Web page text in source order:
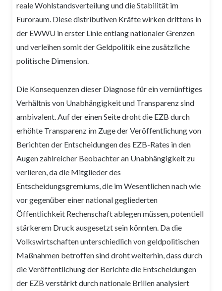
reale Wohlstandsverteilung und die Stabilität im
Euroraum. Diese distributiven Kräfte wirken drittens in
der EWWU in erster Linie entlang nationaler Grenzen
und verleihen somit der Geldpolitik eine zusätzliche
politische Dimension.
Die Konsequenzen dieser Diagnose für ein vernünftiges
Verhältnis von Unabhängigkeit und Transparenz sind
ambivalent. Auf der einen Seite droht die EZB durch
erhöhte Transparenz im Zuge der Veröffentlichung von
Berichten der Entscheidungen des EZB-Rates in den
Augen zahlreicher Beobachter an Unabhängigkeit zu
verlieren, da die Mitglieder des
Entscheidungsgremiums, die im Wesentlichen nach wie
vor gegenüber einer national gegliederten
Öffentlichkeit Rechenschaft ablegen müssen, potentiell
stärkerem Druck ausgesetzt sein könnten. Da die
Volkswirtschaften unterschiedlich von geldpolitischen
Maßnahmen betroffen sind droht weiterhin, dass durch
die Veröffentlichung der Berichte die Entscheidungen
der EZB verstärkt durch nationale Brillen analysiert